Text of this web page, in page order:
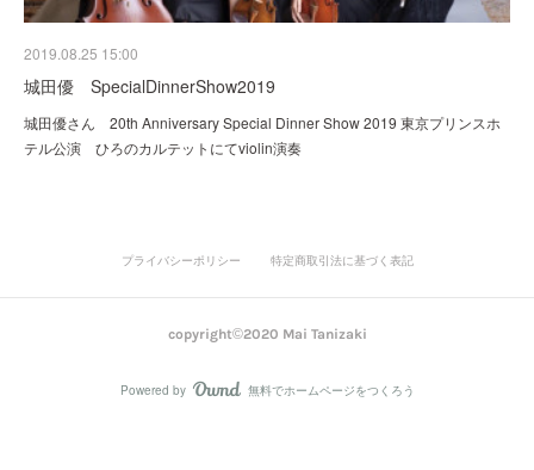
2019.08.25 15:00
城田優 SpecialDinnerShow2019
城田優さん 20th Anniversary Special Dinner Show 2019 東京プリンスホ
テル公演 ひろのカルテットにてviolin演奏
プライバシーポリシー 特定商取引法に基づく表記
copyright©2020 Mai Tanizaki
Powered by AmebaOwnd
無料でホームページをつくろう